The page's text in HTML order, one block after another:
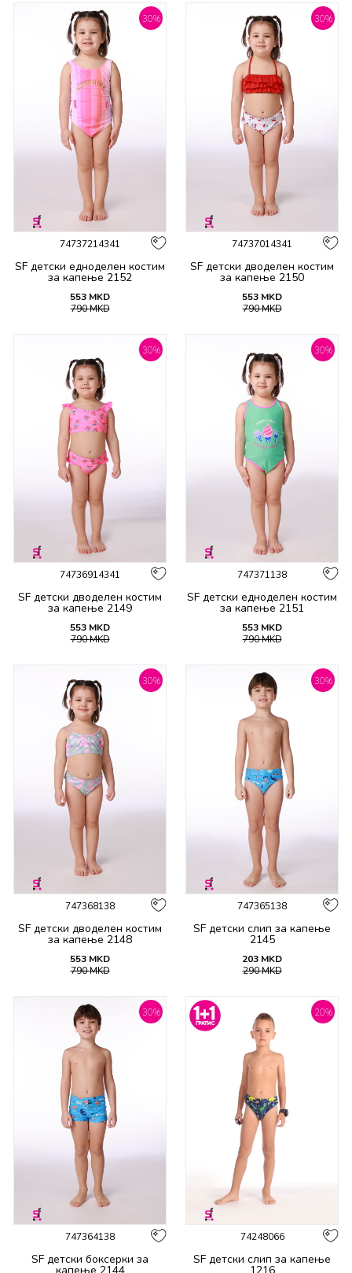
30%
74737214341
SF детски едноделен костим
за капење 2152
553 MKD
790MKD
30%
74737014341
SF детски дводелен костим
за капење 2150
553 MKD
790MKD
30%
74736914341
SF детски дводелен костим
за капење 2149
553 MKD
790MKD
30%
747371138
SF детски едноделен костим
за капење 2151
553 MKD
790MKD
30%
747368138
SF детски дводелен костим
за капење 2148
553 MKD
790MKD
30%
747365138
SF детски слип за капење
2145
203 MKD
290MKD
30%
747364138
SF детски боксерки за
20%
74248066
SF детски слип за капење